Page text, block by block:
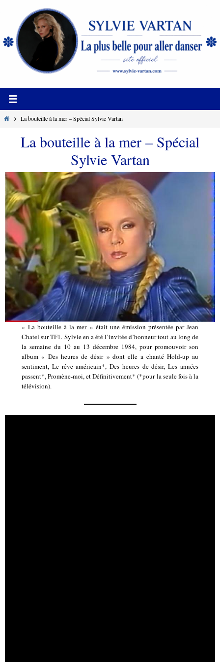
contenu
HomeLa bouteille à la mer – Spécial Sylvie Vartan
La bouteille à la mer – Spécial
Sylvie Vartan
« La bouteille à la mer » était une émission présentée par Jean
Chatel sur TF1. Sylvie en a été l’invitée d’honneur tout au long de
la semaine du 10 au 13 décembre 1984, pour promouvoir son
album « Des heures de désir » dont elle a chanté Hold-up au
sentiment, Le rêve américain*, Des heures de désir, Les années
passent*, Promène-moi, et Définitivement* (*pour la seule fois à la
télévision).